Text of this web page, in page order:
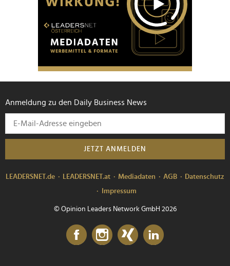
Anmeldung zu den Daily Business News
JETZT ANMELDEN
LEADERSNET.de LEADERSNET.at Mediadaten AGB
Datenschutz
Impressum
© Opinion Leaders Network GmbH 2026